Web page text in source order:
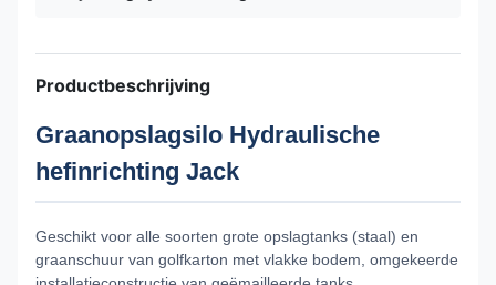
Productbeschrijving
Graanopslagsilo Hydraulische
hefinrichting Jack
Geschikt voor alle soorten grote opslagtanks (staal) en
graanschuur van golfkarton met vlakke bodem, omgekeerde